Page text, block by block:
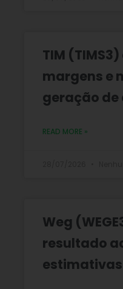
TIM
margens e
geração de
READ MORE »
Weg
resultado
estimativas